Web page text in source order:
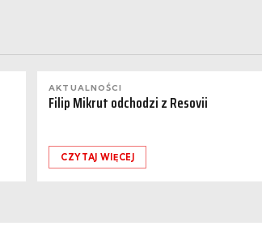
AKTUALNOŚCI
Filip Mikrut odchodzi z Resovii
CZYTAJ WIĘCEJ